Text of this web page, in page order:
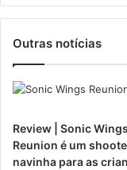
Outras notícias
Review | Sonic Wings
Reunion é um
navinha para as